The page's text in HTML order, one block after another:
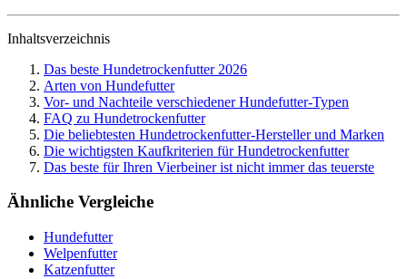
Inhaltsverzeichnis
Das beste Hundetrockenfutter 2026
Arten von Hundefutter
Vor- und Nachteile verschiedener Hundefutter-Typen
FAQ zu Hundetrockenfutter
Die beliebtesten Hundetrockenfutter-Hersteller und Marken
Die wichtigsten Kaufkriterien für Hundetrockenfutter
Das beste für Ihren Vierbeiner ist nicht immer das teuerste
Ähnliche Vergleiche
Hundefutter
Welpenfutter
Katzenfutter